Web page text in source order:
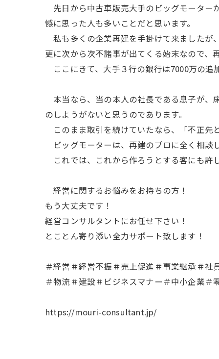
先日から中古車販売大手のビッグモーター
憾に思った人も多いことだと思います。
私も多くの企業再建を手掛けて来ましたが
更に次から次不諸事が出てくる始末なので、
ここにきて、大手３行の銀行は7000万の追
本当なら、当の本人の社長である息子が、
のしようがないと思うのであります。
このまま取引を続けていたなら、「不正先
ビッグモーターは、再建のプロに全く相談
これでは、これから作ろうとする客にも許
経営に関するお悩みをお持ちの方！
もう大丈夫です！
経営コンサルタントにお任せ下さい！
とことん寄り添い全力サポート致します！
＃経営＃経営不振＃売上促進＃事業継承＃
＃物流＃建設＃ビジネスマナー＃中小企業＃
https://mouri-consultant.jp/